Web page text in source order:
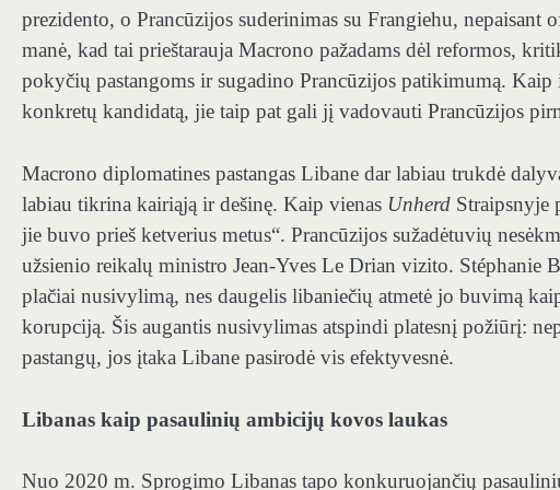
prezidento, o Prancūzijos suderinimas su Frangiehu,
manė, kad tai prieštarauja Macrono pažadams dėl reformos,
pokyčių pastangoms ir sugadino Prancūzijos patikimumą. Kaip
konkretų kandidatą, jie taip pat gali jį vadovauti Prancūzijos
Macrono diplomatines pastangas Libane dar labiau trukdė
labiau tikrina kairiąją ir dešinę. Kaip vienas Unherd Straipsnyje
jie buvo prieš ketverius metus“. Prancūzijos sužadėtuvių
užsienio reikalų ministro Jean-Yves Le Drian vizito. Stéphanie
plačiai nusivylimą, nes daugelis libaniečių atmetė jo buvimą
korupciją. Šis augantis nusivylimas atspindi platesnį požiūrį:
pastangų, jos įtaka Libane pasirodė vis efektyvesnė.
Libanas kaip pasaulinių ambicijų kovos laukas
Nuo 2020 m. Sprogimo Libanas tapo konkuruojančių